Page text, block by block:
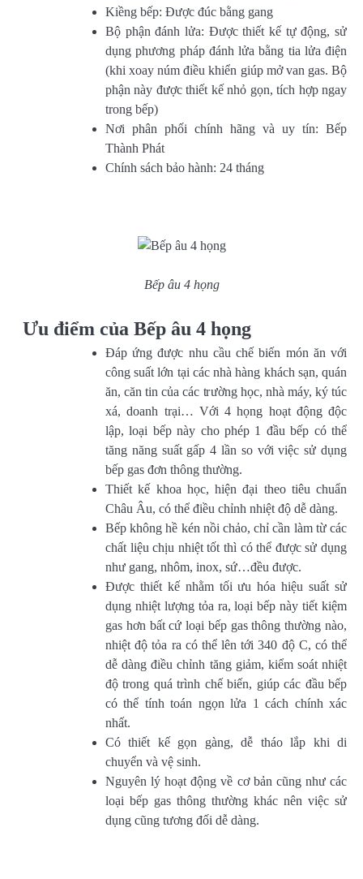
Kiềng bếp: Được đúc bằng gang
Bộ phận đánh lửa: Được thiết kế tự động, sử
dụng phương pháp đánh lửa bằng tia lửa điện
(khi xoay núm điều khiển giúp mở van gas. Bộ
phận này được thiết kế nhỏ gọn, tích hợp ngay
trong bếp)
Nơi phân phối chính hãng và uy tín: Bếp
Thành Phát
Chính sách bảo hành: 24 tháng
Bếp âu 4 họng
Ưu điểm của Bếp âu 4 họng
Đáp ứng được nhu cầu chế biến món ăn với
công suất lớn tại các nhà hàng khách sạn, quán
ăn, căn tin của các trường học, nhà máy, ký túc
xá, doanh trại… Với 4 họng hoạt động độc
lập, loại bếp này cho phép 1 đầu bếp có thể
tăng năng suất gấp 4 lần so với việc sử dụng
bếp gas đơn thông thường.
Thiết kế khoa học, hiện đại theo tiêu chuẩn
Châu Âu, có thể điều chỉnh nhiệt độ dễ dàng.
Bếp không hề kén nồi chảo, chỉ cần làm từ các
chất liệu chịu nhiệt tốt thì có thể được sử dụng
như gang, nhôm, inox, sứ…đều được.
Được thiết kế nhằm tối ưu hóa hiệu suất sử
dụng nhiệt lượng tỏa ra, loại bếp này tiết kiệm
gas hơn bất cứ loại bếp gas thông thường nào,
nhiệt độ tỏa ra có thể lên tới 340 độ C, có thể
dễ dàng điều chỉnh tăng giảm, kiểm soát nhiệt
độ trong quá trình chế biến, giúp các đầu bếp
có thể tính toán ngọn lửa 1 cách chính xác
nhất.
Có thiết kế gọn gàng, dễ tháo lắp khi di
chuyển và vệ sinh.
Nguyên lý hoạt động về cơ bản cũng như các
loại bếp gas thông thường khác nên việc sử
dụng cũng tương đối dễ dàng.